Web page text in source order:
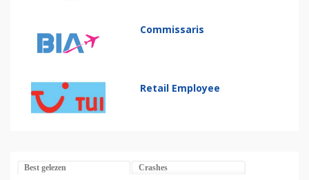
Commissaris
Retail Employee
Best gelezen Crashes